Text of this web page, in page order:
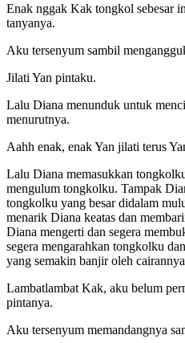
Enak nggak Kak tongkol sebesar
tanyanya.
Aku tersenyum sambil
Jilati Yan pintaku.
Lalu Diana menunduk untuk
menurutnya.
Aahh enak, enak Yan jilati terus
Lalu Diana memasukkan
mengulum tongkolku. Tampak
tongkolku yang besar didalam
menarik Diana keatas dan
Diana mengerti dan segera
segera mengarahkan tongkolku
yang semakin banjir oleh
Lambatlambat Kak, aku belum
pintanya.
Aku tersenyum memandangnya